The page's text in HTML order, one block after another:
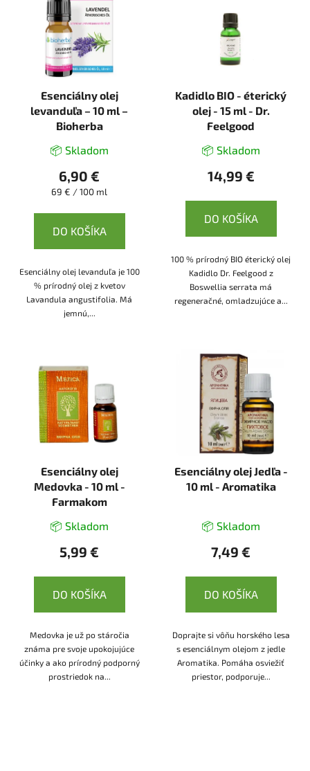
Esenciálny olej
levanduľa – 10 ml –
Bioherba
📦 Skladom
6,90 €
Jednotková
69 € / 100 ml
DO KOŠÍKA
Esenciálny olej levanduľa je 100
% prírodný olej z kvetov
Lavandula angustifolia. Má
jemnú,...
Kadidlo BIO - éterický
olej - 15 ml - Dr.
Feelgood
📦 Skladom
14,99 €
DO KOŠÍKA
100 % prírodný BIO éterický olej
Kadidlo Dr. Feelgood z
Boswellia serrata má
regeneračné, omladzujúce a...
Esenciálny olej
Medovka - 10 ml -
Farmakom
📦 Skladom
5,99 €
DO KOŠÍKA
Medovka je už po stáročia
známa pre svoje upokojujúce
účinky a ako prírodný podporný
prostriedok na...
Esenciálny olej Jedľa -
10 ml - Aromatika
📦 Skladom
7,49 €
DO KOŠÍKA
Doprajte si vôňu horského lesa
s esenciálnym olejom z jedle
Aromatika. Pomáha osviežiť
priestor, podporuje...